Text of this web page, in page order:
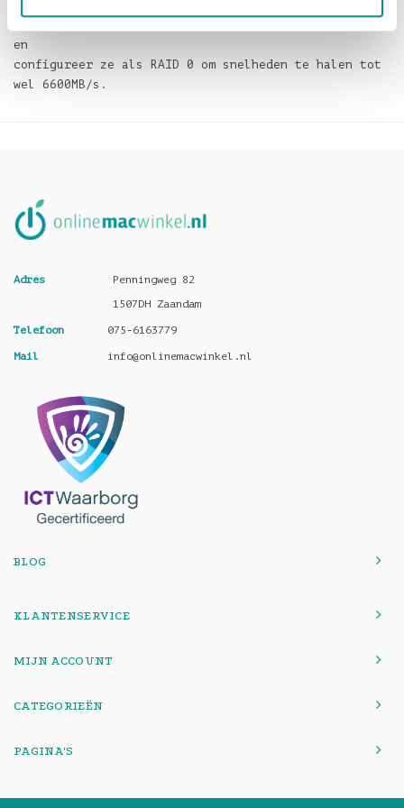
en
configureer ze als RAID 0 om snelheden te halen tot
wel 6600MB/s.
Adres
Penningweg 82
1507DH Zaandam
Telefoon 075-6163779
Mail info@onlinemacwinkel.nl
BLOG
KLANTENSERVICE
MIJN ACCOUNT
CATEGORIEËN
PAGINA'S